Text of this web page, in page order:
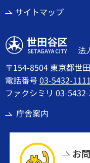
サイトマップ
世田谷区
法
〒154-8504 東京都世
電話番号03-5432-1111
ファクシミリ 03-
庁舎案内
お